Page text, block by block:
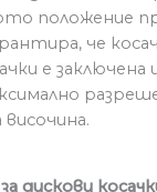
положение
че
е заключена
дискови